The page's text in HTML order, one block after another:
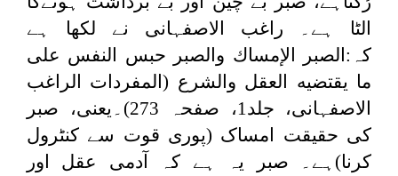
الٹا ہے۔ راغب الاصفہانی نے لکھا ہے
کہ:الصبر الإمساك والصبر حبس النفس على
ما يقتضيه العقل والشرع (المفردات الراغب
الاصفہانی، جلد1، صفحہ 273)۔یعنی، صبر
کی حقیقت امساک (پوری قوت سے کنٹرول
کرنا)ہے۔ صبر یہ ہے کہ آدمی عقل اور